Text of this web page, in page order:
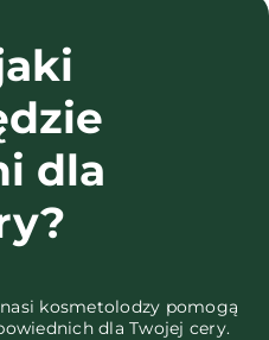
dla
kosmetolodzy pomogą
dla Twojej cery.